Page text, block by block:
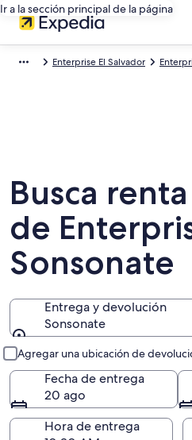
Ir a la sección principal de la página
Enterprise El Salvador
Busca
de
Sonsonate
Entrega y devolución
Sonsonate
Agregar una ubicación de
Fecha de entrega
20 ago
Hora de entrega